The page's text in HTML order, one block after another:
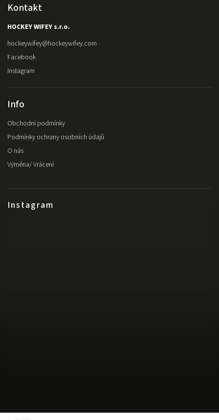
Kontakt
HOCKEY WIFEY s.r.o.
hockeywifey@hockeywifey.com
Facebook
Instagram
Instagram
Info
Obchodní podmínky
Podmínky ochrany osobních údajů
O nás
Výměna/ Vrácení